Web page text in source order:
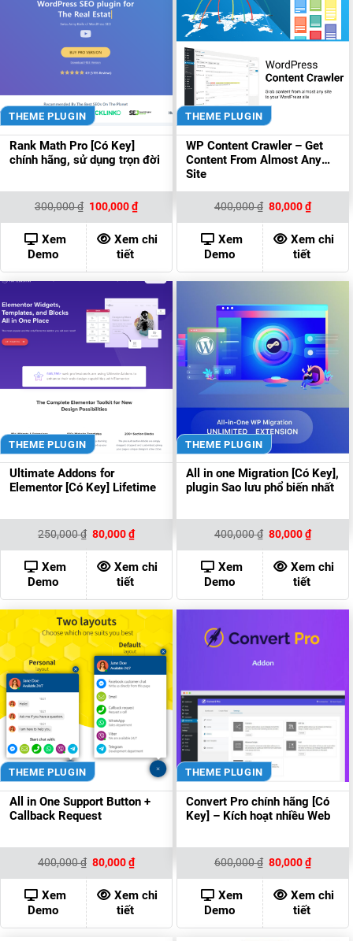
THEME PLUGIN
Rank Math Pro [Có Key]
chính hãng, sử dụng trọn đời
300,000₫ Giá
là:
300,000 ₫.
100,000₫Giá
hiện
tại
là:
100,000 ₫.
Xem
Demo
Xem chi
tiết
THEME PLUGIN
WP Content Crawler – Get
Content From Almost Any
Site
400,000₫ Giá
gốc
là:
400,000 ₫.
80,000₫Giá
hiện
tại
là:
80,000
Xem
Demo
Xem chi
tiết
THEME PLUGIN
Ultimate Addons for
Elementor [Có Key] Lifetime
250,000₫ Giá
gốc
là:
250,000 ₫.
80,000₫Giá
hiện
tại
là:
80,000 ₫.
Xem
Demo
Xem chi
tiết
THEME PLUGIN
All in one Migration [Có Key],
plugin Sao lưu phổ biến nhất
400,000₫ Giá
gốc
là:
400,000 ₫.
80,000₫Giá
hiện
tại
là:
80,000
Xem
Demo
Xem chi
tiết
THEME PLUGIN
All in One Support Button +
Callback Request
400,000₫ Giá
gốc
là:
400,000 ₫.
80,000₫Giá
hiện
tại
là:
80,000 ₫.
Xem
Demo
Xem chi
tiết
THEME PLUGIN
Convert Pro chính hãng [Có
Key] – Kích hoạt nhiều Web
600,000₫ Giá
gốc
là:
600,000 ₫.
80,000₫Giá
hiện
tại
là:
80,000
Xem
Demo
Xem chi
tiết